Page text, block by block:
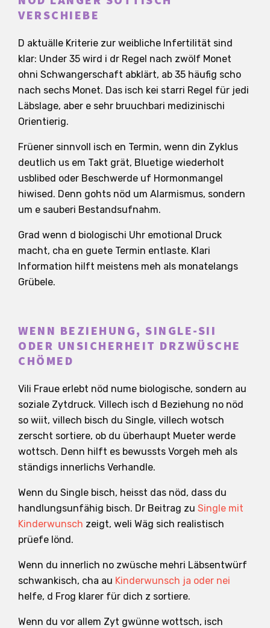
VERSCHIEBE
D aktuälle Kriterie zur weibliche Infertilität sind
klar: Under 35 wird i dr Regel nach zwölf Monet
ohni Schwangerschaft abklärt, ab 35 häufig scho
nach sechs Monet. Das isch kei starri Regel für jedi
Läbslage, aber e sehr bruuchbari medizinischi
Orientierig.
Früener sinnvoll isch en Termin, wenn din Zyklus
deutlich us em Takt grät, Bluetige wiederholt
usblibed oder Beschwerde uf Hormonmangel
hiwised. Denn gohts nöd um Alarmismus, sondern
um e sauberi Bestandsufnahm.
Grad wenn d biologischi Uhr emotional Druck
macht, cha en guete Termin entlaste. Klari
Information hilft meistens meh als monatelangs
Grübele.
WENN BEZIEHUNG, SINGLE-SII
ODER UNSICHERHEIT DRZWÜSCHE
CHÖMED
Vili Fraue erlebt nöd nume biologische, sondern au
soziale Zytdruck. Villech isch d Beziehung no nöd
so wiit, villech bisch du Single, villech wotsch
zerscht sortiere, ob du überhaupt Mueter werde
wottsch. Denn hilft es bewussts Vorgeh meh als
ständigs innerlichs Verhandle.
Wenn du Single bisch, heisst das nöd, dass du
handlungsunfähig bisch. Dr Beitrag zu Single mit
Kinderwunsch zeigt, weli Wäg sich realistisch
prüefe lönd.
Wenn du innerlich no zwüsche mehri Läbsentwürf
schwankisch, cha au Kinderwunsch ja oder nei
helfe, d Frog klarer für dich z sortiere.
Wenn du vor allem Zyt gwünne wottsch, isch